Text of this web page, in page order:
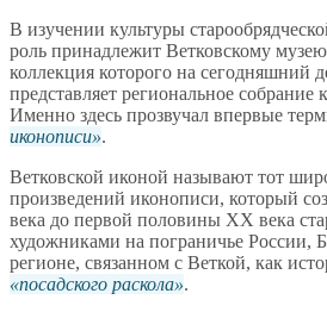
В изучении культуры
роль принадлежит Ветковскому
коллекция которого на сегодняшний
представляет региональное собрание
Именно здесь прозвучал впервые
иконописи .
Ветковской иконой называют тот
произведений иконописи, который
века до первой половины ХХ века
художниками на пограничье России,
регионе, связанном с Веткой, как
посадского раскола .